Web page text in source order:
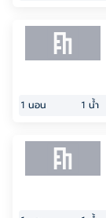
1 นอน 1 น้ำ